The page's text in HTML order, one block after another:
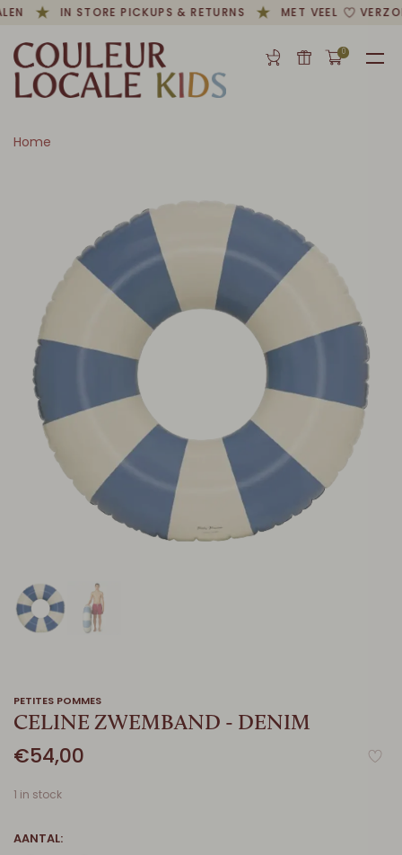
IN STORE PICKUPS & RETURNS MET VEEL
0
Home
PETITES POMMES
CELINE ZWEMBAND - DENIM
€54,00
1 in stock
AANTAL: